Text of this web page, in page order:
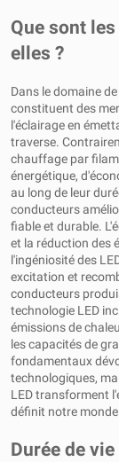
Que sont
elles ?
Dans le domaine
constituent des
l'éclairage en
traverse.
chauffage par
énergétique,
au long de leur
conducteurs
fiable et durable.
et la réduction des
l'ingéniosité des
excitation et
conducteurs
technologie LED
émissions de
les capacités de
fondamentaux
technologiques,
LED transforment
définit notre
Durée de